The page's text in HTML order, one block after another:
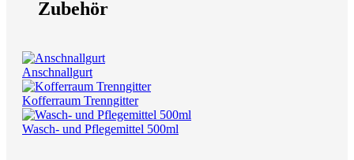
Zubehör
Anschnallgurt
Kofferraum Trenngitter
Wasch- und Pflegemittel 500ml